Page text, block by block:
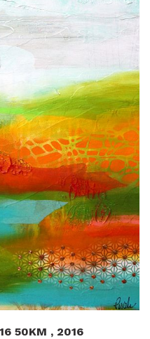
50KM , 2016